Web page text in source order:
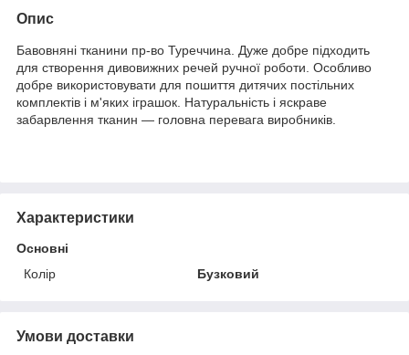
Опис
Бавовняні тканини пр-во Туреччина. Дуже добре підходить
для створення дивовижних речей ручної роботи. Особливо
добре використовувати для пошиття дитячих постільних
комплектів і м'яких іграшок. Натуральність і яскраве
забарвлення тканин — головна перевага виробників.
Характеристики
Основні
Колір
Бузковий
Умови доставки